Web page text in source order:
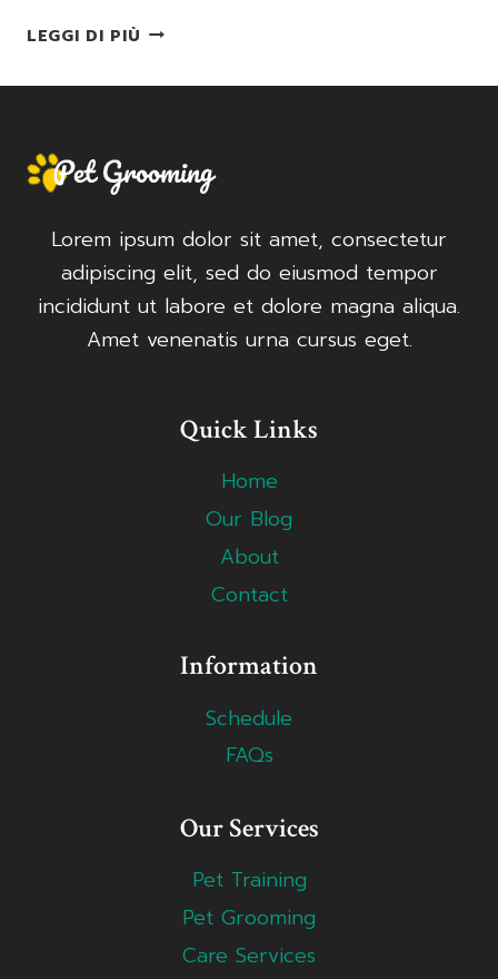
LEGGI DI PIÙ CROSTATA
DI
Lorem ipsum dolor sit amet, consectetur
adipiscing elit, sed do eiusmod tempor
incididunt ut labore et dolore magna aliqua.
Amet venenatis urna cursus eget.
Quick Links
Home
Our Blog
About
Contact
Information
Schedule
FAQs
Our Services
Pet Training
Pet Grooming
Care Services